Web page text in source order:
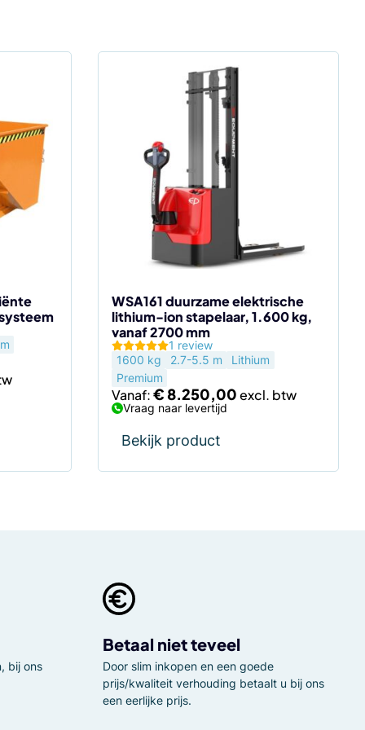
WSA161 duurzame elektrische
lithium-ion stapelaar, 1.600 kg,
vanaf 2700 mm
1 review
1600 kg
2.7-5.5 m
Lithium
Premium
Vanaf:€8.250,00
Vraag naar levertijd
Bekijk product
meerdere
variaties.
gekozen
worden
de
productpagina
bij ons
Betaal niet teveel
Door slim inkopen en een goede
prijs/kwaliteit verhouding betaalt u bij ons
een eerlijke prijs.